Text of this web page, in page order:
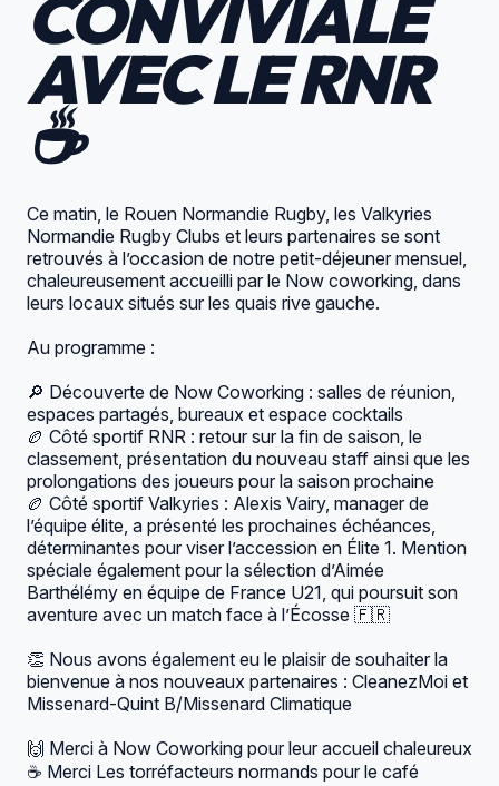
CONVIVIALE
AVEC LE RNR
☕️
Ce matin, le Rouen Normandie Rugby, les Valkyries
Normandie Rugby Clubs et leurs partenaires se sont
retrouvés à l’occasion de notre petit-déjeuner mensuel,
chaleureusement accueilli par le Now coworking, dans
leurs locaux situés sur les quais rive gauche.
Au programme :
🔎 Découverte de Now Coworking : salles de réunion,
espaces partagés, bureaux et espace cocktails
🏉 Côté sportif RNR : retour sur la fin de saison, le
classement, présentation du nouveau staff ainsi que les
prolongations des joueurs pour la saison prochaine
🏉 Côté sportif Valkyries : Alexis Vairy, manager de
l’équipe élite, a présenté les prochaines échéances,
déterminantes pour viser l’accession en Élite 1. Mention
spéciale également pour la sélection d’Aimée
Barthélémy en équipe de France U21, qui poursuit son
aventure avec un match face à l’Écosse 🇫🇷
👏 Nous avons également eu le plaisir de souhaiter la
bienvenue à nos nouveaux partenaires : CleanezMoi et
Missenard-Quint B/Missenard Climatique
🙌 Merci à Now Coworking pour leur accueil chaleureux
☕ Merci Les torréfacteurs normands pour le café